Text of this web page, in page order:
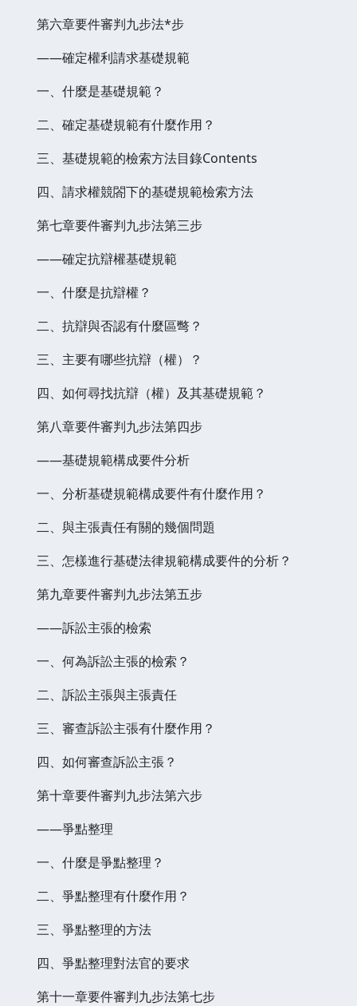
第六章要件審判九步法*步
——確定權利請求基礎規範
一、什麼是基礎規範？
二、確定基礎規範有什麼作用？
三、基礎規範的檢索方法目錄Contents
四、請求權競閤下的基礎規範檢索方法
第七章要件審判九步法第三步
——確定抗辯權基礎規範
一、什麼是抗辯權？
二、抗辯與否認有什麼區彆？
三、主要有哪些抗辯（權）？
四、如何尋找抗辯（權）及其基礎規範？
第八章要件審判九步法第四步
——基礎規範構成要件分析
一、分析基礎規範構成要件有什麼作用？
二、與主張責任有關的幾個問題
三、怎樣進行基礎法律規範構成要件的分析？
第九章要件審判九步法第五步
——訴訟主張的檢索
一、何為訴訟主張的檢索？
二、訴訟主張與主張責任
三、審查訴訟主張有什麼作用？
四、如何審查訴訟主張？
第十章要件審判九步法第六步
——爭點整理
一、什麼是爭點整理？
二、爭點整理有什麼作用？
三、爭點整理的方法
四、爭點整理對法官的要求
第十一章要件審判九步法第七步